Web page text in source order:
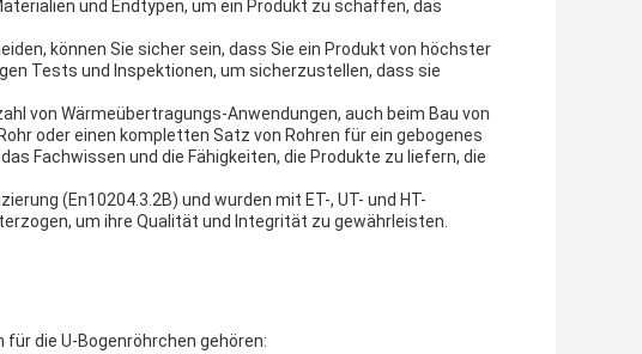
und Endtypen, um ein Produkt zu schaffen, das
können Sie sicher sein, dass Sie ein Produkt von höchster
Tests und Inspektionen, um sicherzustellen, dass sie
von Wärmeübertragungs-Anwendungen, auch beim Bau von
oder einen kompletten Satz von Rohren für ein gebogenes
Fachwissen und die Fähigkeiten, die Produkte zu liefern, die
(En10204.3.2B) und wurden mit ET-, UT- und HT-
um ihre Qualität und Integrität zu gewährleisten.
die U-Bogenröhrchen gehören: